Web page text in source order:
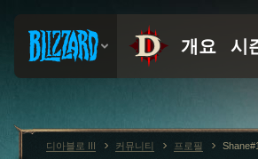
디아블로 III 커뮤니티 프로필